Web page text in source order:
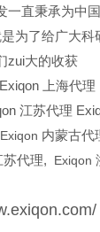
一直秉承为中
为了给广大科
zui大的收获
上海代
江苏代理
Exiqon 内蒙古代
苏代理, Exiqon